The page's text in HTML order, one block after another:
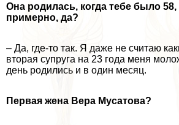
Она родилась, когда тебе было
примерно, да?
– Да, где-то так. Я даже не считаю
вторая супруга на 23 года меня
день родились и в один месяц.
Первая жена Вера Мусатова?